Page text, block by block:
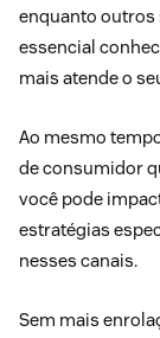
enquanto outros
essencial
mais atende o
Ao mesmo
de consumidor
você pode
estratégias
nesses canais.
Sem mais